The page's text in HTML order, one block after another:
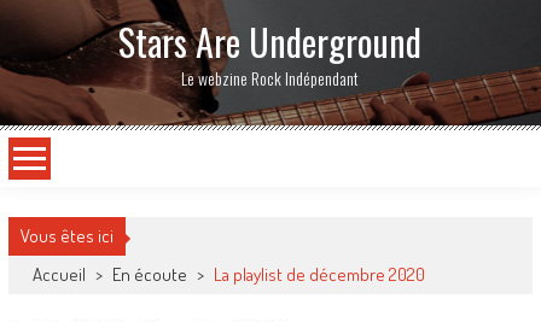
Stars Are Underground
Le webzine Rock Indépendant
Vous êtes ici
Accueil > En écoute > La playlist de décembre 2020